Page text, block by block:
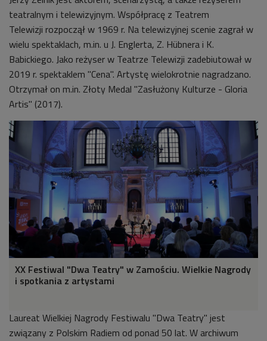
teatralnym i telewizyjnym. Współpracę z Teatrem
Telewizji rozpoczął w 1969 r. Na telewizyjnej scenie zagrał w
wielu spektaklach, m.in. u J. Englerta, Z. Hübnera i K.
Babickiego. Jako reżyser w Teatrze Telewizji zadebiutował w
2019 r. spektaklem "Cena". Artystę wielokrotnie nagradzano.
Otrzymał on m.in. Złoty Medal "Zasłużony Kulturze - Gloria
Artis" (2017).
XX Festiwal "Dwa Teatry" w Zamościu. Wielkie Nagrody
i spotkania z artystami
Laureat Wielkiej Nagrody Festiwalu "Dwa Teatry" jest
związany z Polskim Radiem od ponad 50 lat. W archiwum